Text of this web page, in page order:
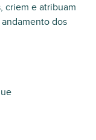
criem e atribuam
dos